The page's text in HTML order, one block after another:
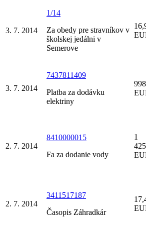
3. 7. 2014
1/14
Za obedy pre stravníkov v
školskej jedálni v
Semerove
3. 7. 2014
7437811409
Platba za dodávku
elektriny
2. 7. 2014
8410000015
Fa za dodanie vody
1
2. 7. 2014
3411517187
Časopis Záhradkár